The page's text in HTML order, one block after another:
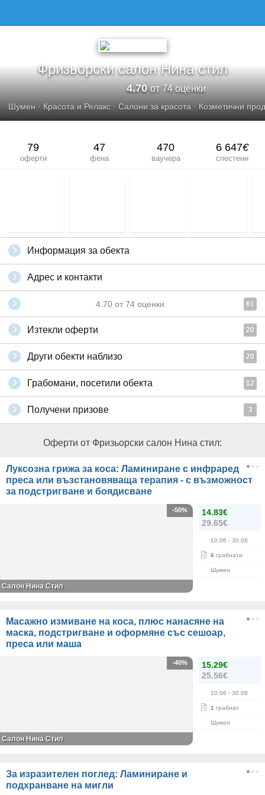
Фризьорски салон Нина стил
4.70от 74 оценки
Шумен · Красота и Релакс · Салони за красота · Козметични
79
оферти
47
фена
470
ваучера
6 647€
спестени
Информация за обекта
Адрес и контакти
4.70 от 74 оценки 61
Изтекли оферти 20
Други обекти наблизо 20
Грабомани, посетили обекта 12
Получени призове 3
Оферти от Фризьорски салон Нина стил:
Луксозна грижа за коса: Ламиниране с инфраред
преса или възстановяваща терапия - с възможност
за подстригване и боядисване
14.83€
29.65€
10.06 - 30.08
6 грабнати
Шумен
-50%
Салон Нина Стил
Масажно измиване на коса, плюс нанасяне на
маска, подстригване и оформяне със сешоар,
преса или маша
15.29€
25.56€
10.06 - 30.08
1 грабнат
Шумен
-40%
Салон Нина Стил
За изразителен поглед: Ламиниране и
подхранване на мигли